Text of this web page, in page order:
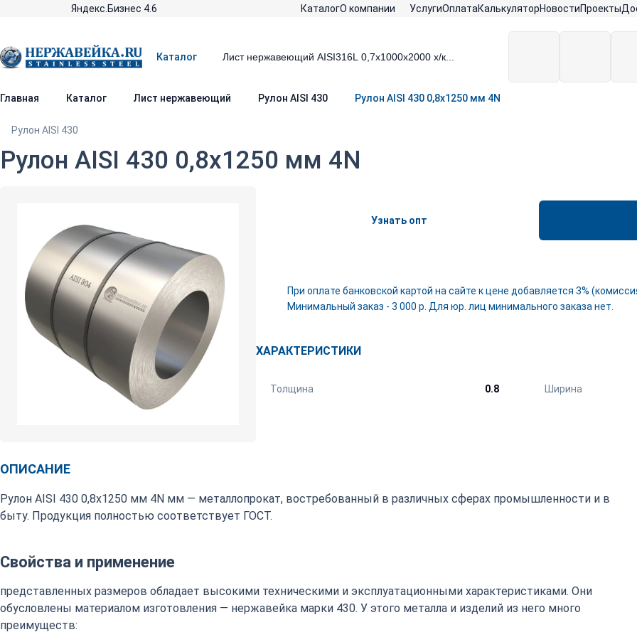
Яндекс.Бизнес 4.6 КаталогО компании УслугиОплатаКалькуляторНовостиПроекты
Каталог
Главная Каталог Лист нержавеющий Рулон AISI 430 Рулон AISI 430 0,8х1250 мм 4N
Рулон AISI 430
Рулон AISI 430 0,8х1250 мм 4N
Узнать опт
При оплате банковской картой на сайте к цене добавляется 3%
Минимальный заказ - 3 000 р. Для юр. лиц минимального заказа нет.
ХАРАКТЕРИСТИКИ
Толщина 0.8 Ширина
ОПИСАНИЕ
Рулон AISI 430 0,8х1250 мм 4N мм — металлопрокат, востребованный в различных сферах промышленности и в
быту. Продукция полностью соответствует ГОСТ.
Свойства и применение
представленных размеров обладает высокими техническими и эксплуатационными характеристиками. Они
обусловлены материалом изготовления — нержавейка марки 430. У этого металла и изделий из него много
преимуществ: